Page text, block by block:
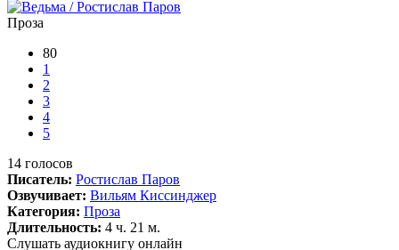
Проза
80
1
2
3
4
5
14 голосов
Писатель: Ростислав Паров
Озвучивает: Вильям Киссинджер
Категория: Проза
Длительность: 4 ч. 21 м.
Слушать аудиокнигу онлайн